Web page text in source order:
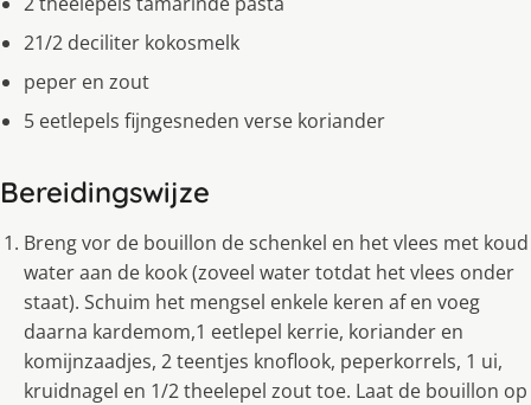
21/2 deciliter kokosmelk
peper en zout
5 eetlepels fijngesneden verse koriander
Bereidingswijze
Breng vor de bouillon de schenkel en het vlees met koud
water aan de kook (zoveel water totdat het vlees onder
staat). Schuim het mengsel enkele keren af en voeg
daarna kardemom,1 eetlepel kerrie, koriander en
komijnzaadjes, 2 teentjes knoflook, peperkorrels, 1 ui,
kruidnagel en 1/2 theelepel zout toe. Laat de bouillon op